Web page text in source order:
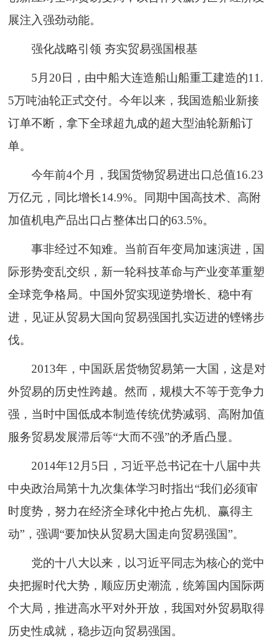
展注入强劲动能。
强化战略引领 夯实贸易强国根基
5月20日，由中船大连造船山船重工建造的11.
5万吨油轮正式交付。今年以来，我国造船业新接
订单不断，拿下全球超九成的超大型油轮新船订
单。
今年前4个月，我国货物贸易进出口总值16.23
万亿元，同比增长14.9%。同期中国高技术、高附
加值机电产品出口占整体出口的63.5%。
事非经过不知难。当前百年变局加速演进，国
际形势变乱交织，新一轮科技革命与产业变革重塑
全球竞争格局。中国外贸实现逆势增长、稳中有
进，见证从贸易大国向贸易强国扎实迈进的铿锵步
伐。
2013年，中国跃居货物贸易第一大国，这是对
外贸易的历史性跨越。然而，规模大不等于竞争力
强，当时中国低成本制造传统优势减弱、高附加值
服务贸易发展滞后等“大而不强”的矛盾凸显。
2014年12月5日，习近平总书记在十八届中共
中央政治局第十九次集体学习时指出“我们必须审
时度势，努力在经济全球化中抢占先机、赢得主
动”，强调“要加快从贸易大国走向贸易强国”。
党的十八大以来，以习近平同志为核心的党中
央把握时代大势，顺应历史潮流，统筹国内国际两
个大局，推进高水平对外开放，我国对外贸易取得
历史性成就，稳步迈向贸易强国。